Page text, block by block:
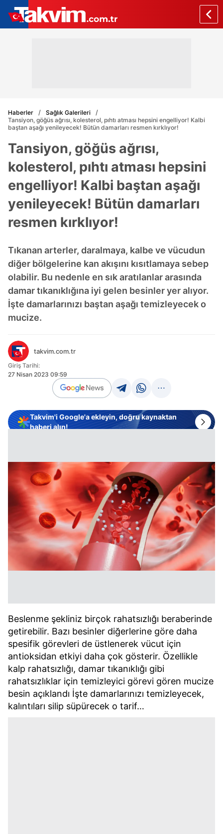
Haberler
Sağlık Galerileri
Tansiyon, göğüs ağrısı, kolesterol, pıhtı atması hepsini engelliyor! Kalbi
baştan aşağı yenileyecek! Bütün damarları resmen kırklıyor!
Tansiyon, göğüs ağrısı,
kolesterol, pıhtı atması hepsini
engelliyor! Kalbi baştan aşağı
yenileyecek! Bütün damarları
resmen kırklıyor!
Tıkanan arterler, daralmaya, kalbe ve vücudun
diğer bölgelerine kan akışını kısıtlamaya sebep
olabilir. Bu nedenle en sık aratılanlar arasında
damar tıkanıklığına iyi gelen besinler yer alıyor.
İşte damarlarınızı baştan aşağı temizleyecek o
mucize.
takvim.com.tr
Giriş Tarihi:
27 Nisan 2023 09:59
Takvim'i Google'a ekleyin, doğru kaynaktan
haberi alın!
Beslenme şekliniz birçok rahatsızlığı beraberinde
getirebilir. Bazı besinler diğerlerine göre daha
spesifik görevleri de üstlenerek vücut için
antioksidan etkiyi daha çok gösterir. Özellikle
kalp rahatsızlığı, damar tıkanıklığı gibi
rahatsızlıklar için temizleyici görevi gören mucize
besin açıklandı İşte damarlarınızı temizleyecek,
kalıntıları silip süpürecek o tarif…